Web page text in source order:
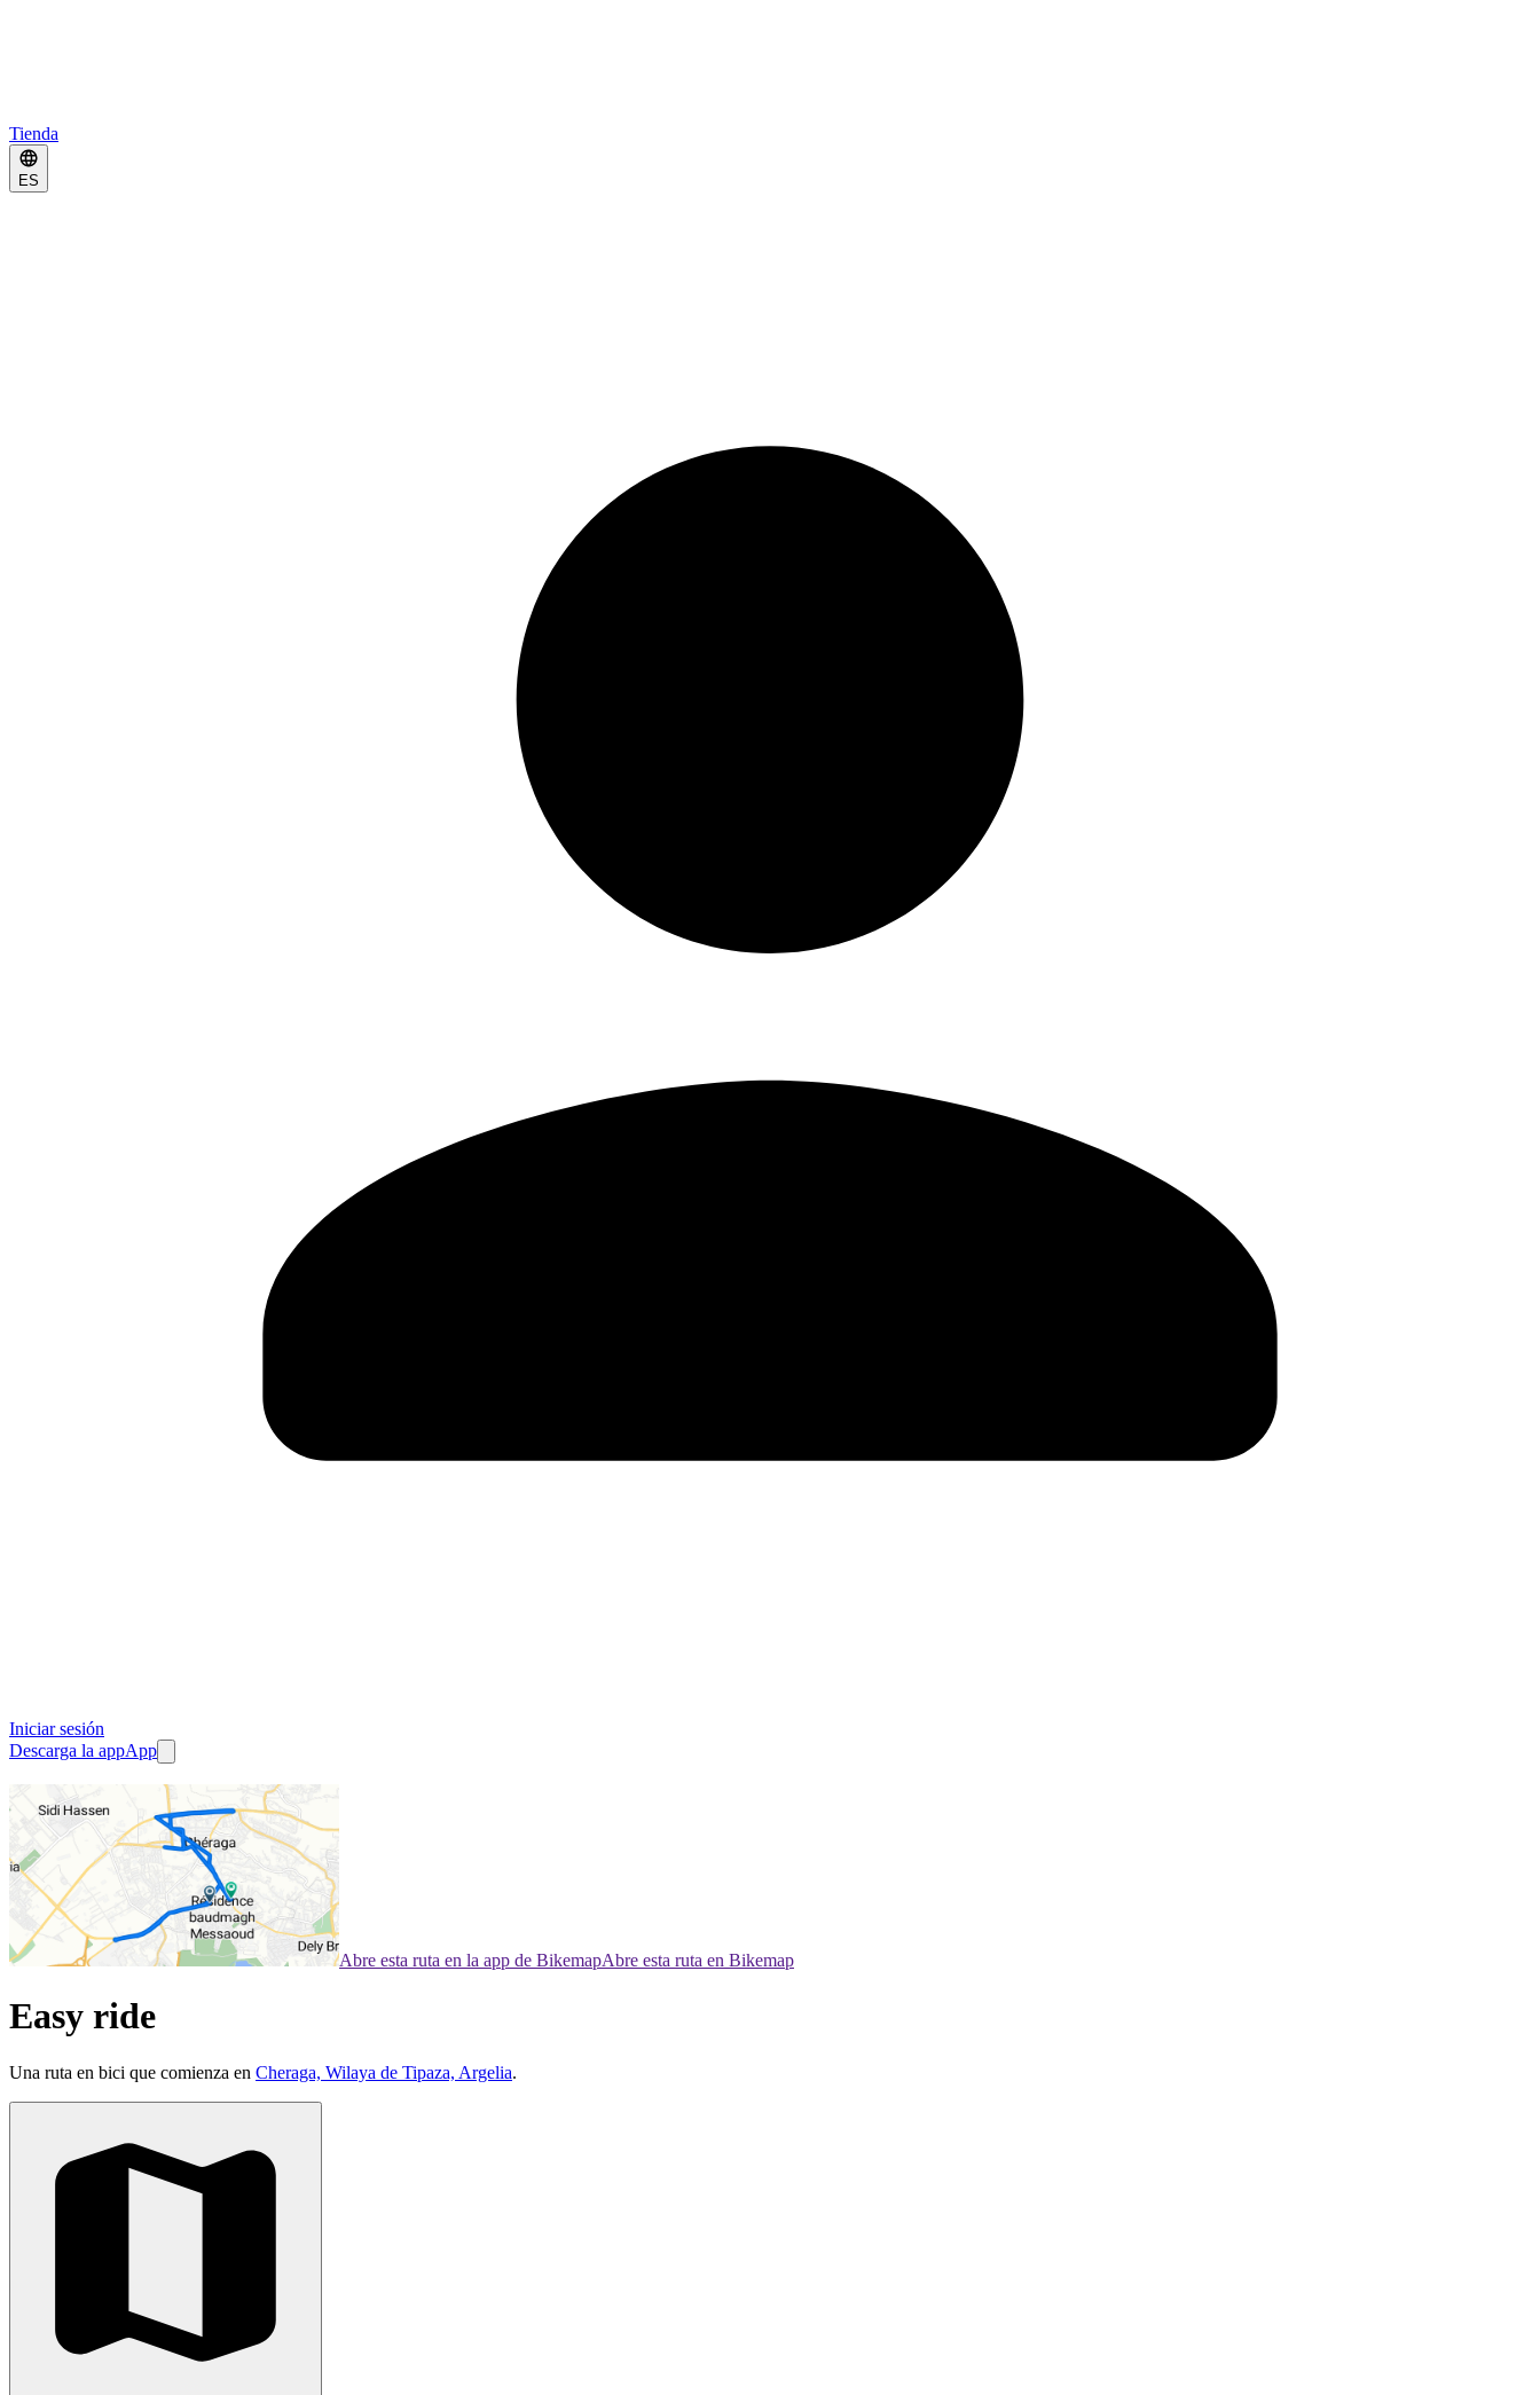
Tienda
ES
Iniciar sesión
Descarga la appApp
Abre esta ruta en la app de BikemapAbre esta ruta en Bikemap
Easy ride
Una ruta en bici que comienza en Cheraga, Wilaya de Tipaza, Argelia.